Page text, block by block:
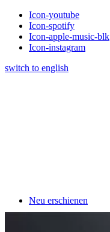
Icon-youtube
Icon-spotify
Icon-apple-music-blk
Icon-instagram
switch to english
Neu erschienen